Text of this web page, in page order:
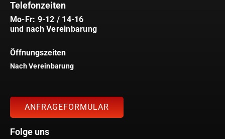
Telefonzeiten
Mo-Fr: 9-12 / 14-16
und nach Vereinbarung
Öffnungszeiten
Nach Vereinbarung
ANFRAGEFORMULAR
Folge uns